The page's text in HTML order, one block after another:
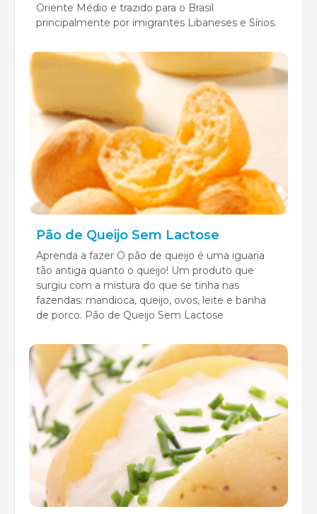
Oriente Médio e trazido para o Brasil
principalmente por imigrantes Libaneses e Sírios.
Pão de Queijo Sem Lactose
Aprenda a fazer O pão de queijo é uma iguaria
tão antiga quanto o queijo! Um produto que
surgiu com a mistura do que se tinha nas
fazendas: mandioca, queijo, ovos, leite e banha
de porco. Pão de Queijo Sem Lactose